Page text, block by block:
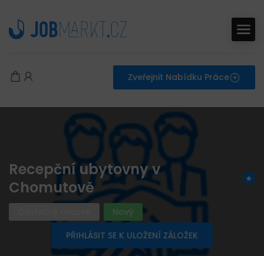
Zveřejnit Nabídku Práce
Recepční ubytovny v
Chomutově
Nový
PŘIHLÁSIT SE K ULOŽENÍ ZÁLOŽEK